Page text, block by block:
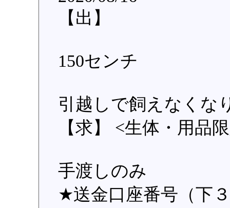
【出】
150センチ
引越しで飼えなくな
【求】 <生体・用品
手渡しのみ
★送金口座番号（下